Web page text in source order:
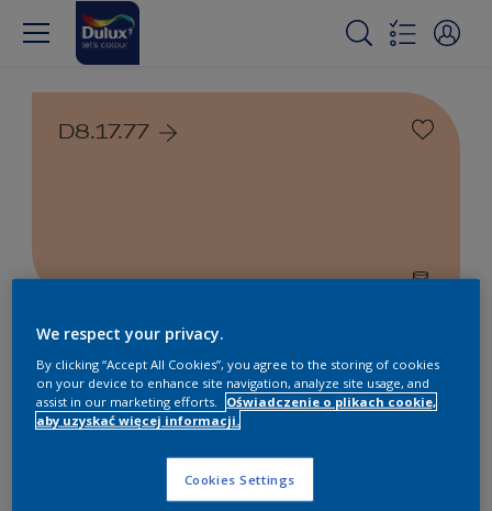
D8.17.77
Farby białe i kolorowe do
wnętrz i na zewnątrz
1Produkty znalezione
Filter
We respect your privacy.
By clicking “Accept All Cookies”, you agree to the storing of cookies
on your device to enhance site navigation, analyze site usage, and
assist in our marketing efforts.
Oświadczenie o plikach cookie,
aby uzyskać więcej informacji.
Cookies Settings